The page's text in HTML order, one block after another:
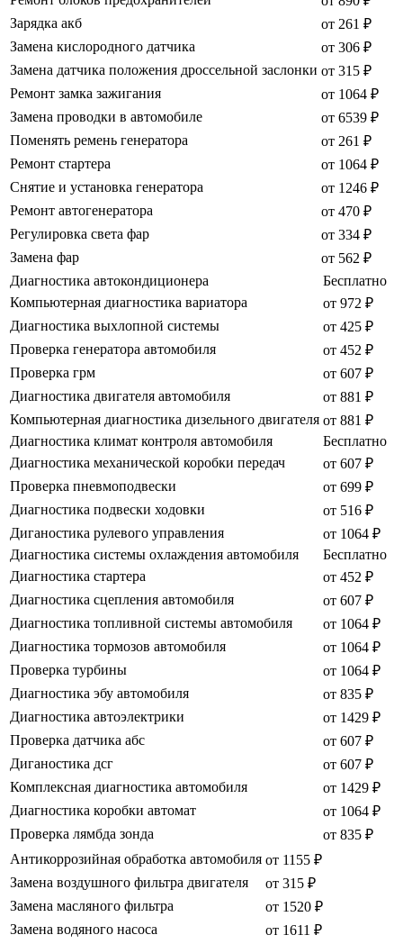
Зарядка акб
от 261 ₽
Замена кислородного датчика
от 306 ₽
Замена датчика положения дроссельной заслонки от 315 ₽
Ремонт замка зажигания
от 1064 ₽
Замена проводки в автомобиле
от 6539 ₽
Поменять ремень генератора
от 261 ₽
Ремонт стартера
от 1064 ₽
Снятие и установка генератора
от 1246 ₽
Ремонт автогенератора
от 470 ₽
Регулировка света фар
от 334 ₽
Замена фар
от 562 ₽
Диагностика автокондиционера
Бесплатно
Компьютерная диагностика вариатора
от 972 ₽
Диагностика выхлопной системы
от 425 ₽
Проверка генератора автомобиля
от 452 ₽
Проверка грм
от 607 ₽
Диагностика двигателя автомобиля
от 881 ₽
Компьютерная диагностика дизельного двигателя от 881 ₽
Диагностика климат контроля автомобиля
Бесплатно
Диагностика механической коробки передач
от 607 ₽
Проверка пневмоподвески
от 699 ₽
Диагностика подвески ходовки
от 516 ₽
Диганостика рулевого управления
от 1064 ₽
Диагностика системы охлаждения автомобиля
Бесплатно
Диагностика стартера
от 452 ₽
Диагностика сцепления автомобиля
от 607 ₽
Диагностика топливной системы автомобиля
от 1064 ₽
Диагностика тормозов автомобиля
от 1064 ₽
Проверка турбины
от 1064 ₽
Диагностика эбу автомобиля
от 835 ₽
Диагностика автоэлектрики
от 1429 ₽
Проверка датчика абс
от 607 ₽
Диганостика дсг
от 607 ₽
Комплексная диагностика автомобиля
от 1429 ₽
Диагностика коробки автомат
от 1064 ₽
Проверка лямбда зонда
от 835 ₽
Антикоррозийная обработка автомобиля от 1155 ₽
Замена воздушного фильтра двигателя
от 315 ₽
Замена масляного фильтра
от 1520 ₽
Замена водяного насоса
от 1611 ₽